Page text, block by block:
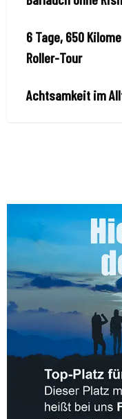
6 Tage, 650
Roller-Tour
Achtsamkeit im